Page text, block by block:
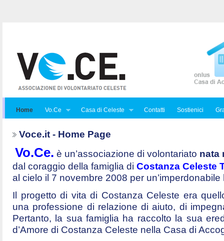
Home Vo.Ce Casa di Celeste Contatti Sostienici
Voce.it - Home Page
Vo.Ce. è un’associazione di volontariato nata
dal coraggio della famiglia di Costanza Celeste
al cielo il 7 novembre 2008 per
Il progetto di vita di Costanza Celeste era
una professione di relazione di aiuto, di
Pertanto, la sua famiglia ha raccolto la sua
d’Amore di Costanza Celeste nella Casa di